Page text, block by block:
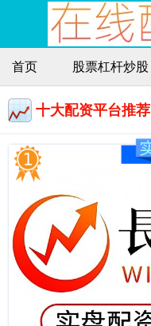
首页 股票杠杆炒股
十大配资平台推荐